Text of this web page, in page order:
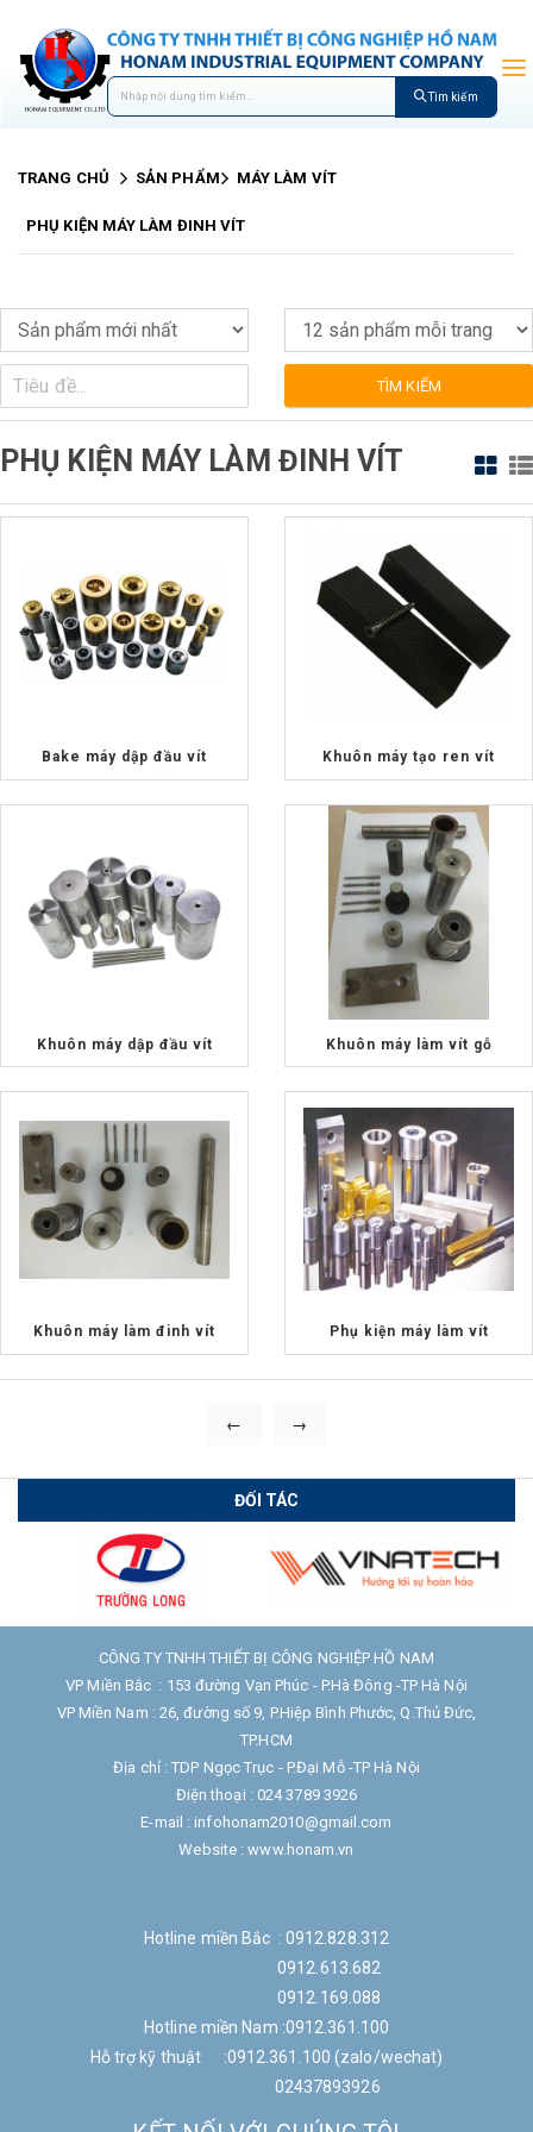
Tìm kiếm
TRANG CHỦ SẢN PHẨM MÁY LÀM VÍT
PHỤ KIỆN MÁY LÀM ĐINH VÍT
TÌM KIẾM
PHỤ KIỆN MÁY LÀM ĐINH VÍT
Bake máy dập đầu vít Khuôn máy tạo ren vít
Khuôn máy dập đầu vít Khuôn máy làm vít gỗ
Khuôn máy làm đinh vít Phụ kiện máy làm vít
← →
ĐỐI TÁC
CÔNG TY TNHH THIẾT BỊ CÔNG NGHIỆP HỒ NAM
VP Miền Bắc : 153 đường Vạn Phúc - P.Hà Đông -TP Hà Nội
VP Miền Nam : 26, đường số 9, P.Hiệp Bình Phước, Q.Thủ Đức,
TP.HCM
Địa chỉ : TDP Ngọc Trục - P.Đại Mỗ -TP Hà Nội
Điện thoại : 024 3789 3926
E-mail : infohonam2010@gmail.com
Website : www.honam.vn
Hotline miền Bắc : 0912.828.312
0912.613.682
0912.169.088
Hotline miền Nam :0912.361.100
Hỗ trợ kỹ thuật :0912.361.100 (zalo/wechat)
02437893926